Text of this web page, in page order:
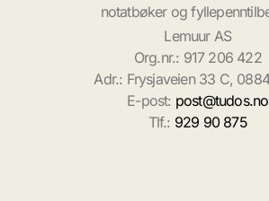
notatbøker og
Lemuur AS
Org.nr.: 917 206 422
Adr.: Frysjaveien 33 C,
E-post: post@tudos.no
Tlf.: 929 90 875